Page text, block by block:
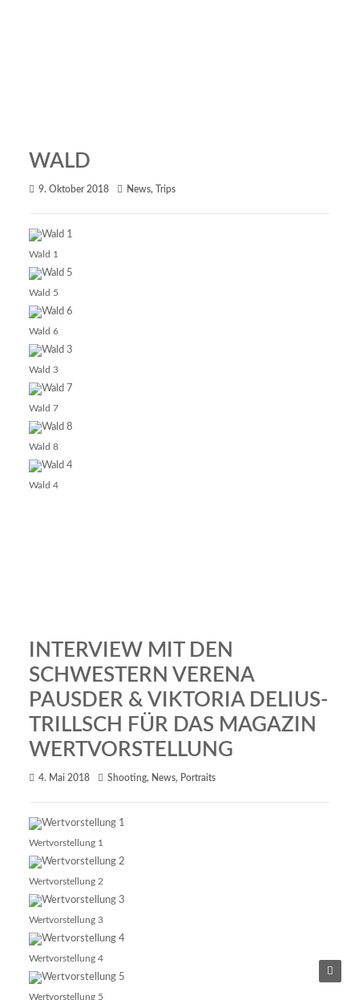
WALD
9. Oktober 2018 News, Trips
Wald 1
Wald 5
Wald 6
Wald 3
Wald 7
Wald 8
Wald 4
INTERVIEW MIT DEN
SCHWESTERN VERENA
PAUSDER & VIKTORIA DELIUS-
TRILLSCH FÜR DAS MAGAZIN
WERTVORSTELLUNG
4. Mai 2018 Shooting, News, Portraits
Wertvorstellung 1
Wertvorstellung 2
Wertvorstellung 3
Wertvorstellung 4
Wertvorstellung 5